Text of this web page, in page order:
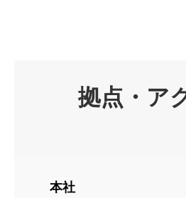
拠点・ア
本社